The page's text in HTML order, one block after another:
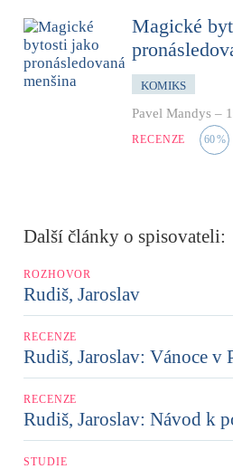
Magické
KOMIKS
Pavel Mandys –
RECENZE 60%
Další články o spisovateli:
ROZHOVOR
Rudiš, Jaroslav
RECENZE
Rudiš, Jaroslav: Vánoce v
RECENZE
Rudiš, Jaroslav: Návod k
STUDIE